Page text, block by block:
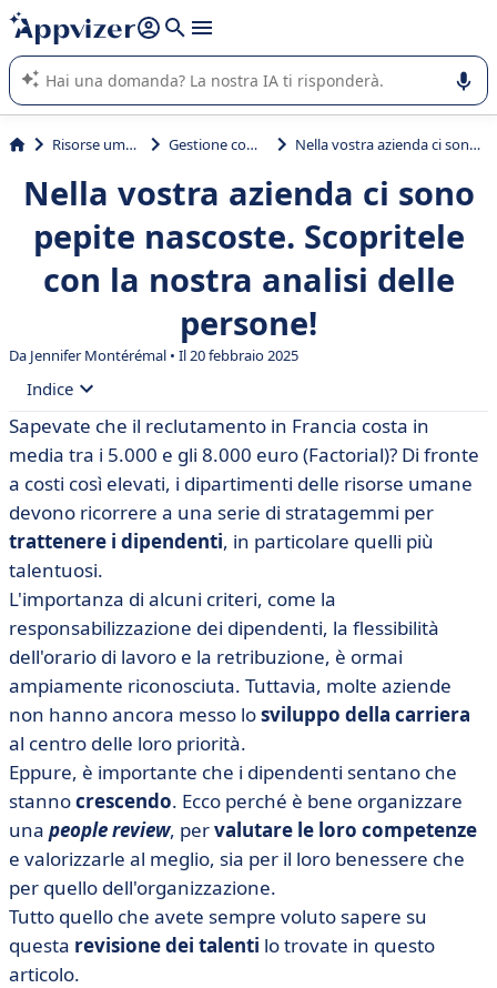
righe con
shift + enter
L'IA di Appvizer vi guida nell'utilizzo o nella scelta di un
software SaaS per la vostra azienda.
Risorse umane (HR) Gestione competenze Nella vostra azienda ci sono pepite nascoste. Scopritele con la nostra analisi delle persone!
Nella vostra azienda ci sono
pepite nascoste. Scopritele
con la nostra analisi delle
persone!
Da Jennifer Montérémal • Il 20 febbraio 2025
Indice
• Definizione di people review
• A chi è rivolta la talent review?
• Perché istituire una valutazione delle persone?
• Le sfide della people review delle risorse umane
• Come si conduce una people review efficace?
• Strumenti di valutazione delle persone
• I nostri 3 consigli finali per una people review di
successo
Sapevate che il reclutamento in Francia costa in
media tra i 5.000 e gli 8.000 euro (Factorial)? Di fronte
a costi così elevati, i dipartimenti delle risorse umane
devono ricorrere a una serie di stratagemmi per
trattenere i dipendenti, in particolare quelli più
talentuosi.
L'importanza di alcuni criteri, come la
responsabilizzazione dei dipendenti, la flessibilità
dell'orario di lavoro e la retribuzione, è ormai
ampiamente riconosciuta. Tuttavia, molte aziende
non hanno ancora messo losviluppo della carriera
al centro delle loro priorità.
Eppure, è importante che i dipendenti sentano che
stannocrescendo. Ecco perché è bene organizzare
una people review, pervalutare le loro competenze
e valorizzarle al meglio, sia per il loro benessere che
per quello dell'organizzazione.
Tutto quello che avete sempre voluto sapere su
questa revisione dei talenti lo trovate in questo
articolo.